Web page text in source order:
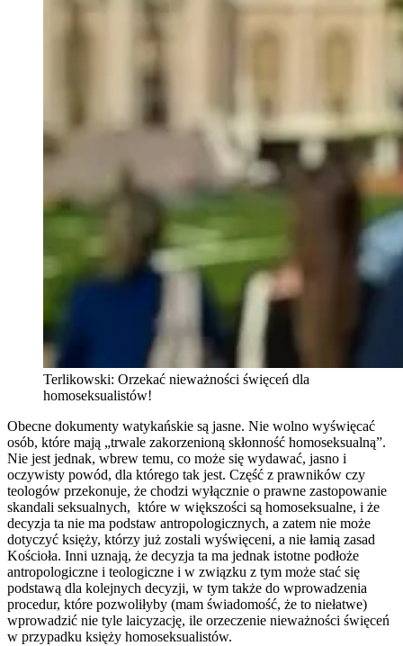
Terlikowski: Orzekać nieważności święceń dla
homoseksualistów!
Obecne dokumenty watykańskie są jasne. Nie wolno wyświęcać
osób, które mają „trwale zakorzenioną skłonność homoseksualną”.
Nie jest jednak, wbrew temu, co może się wydawać, jasno i
oczywisty powód, dla którego tak jest. Część z prawników czy
teologów przekonuje, że chodzi wyłącznie o prawne zastopowanie
skandali seksualnych, które w większości są homoseksualne, i że
decyzja ta nie ma podstaw antropologicznych, a zatem nie może
dotyczyć księży, którzy już zostali wyświęceni, a nie łamią zasad
Kościoła. Inni uznają, że decyzja ta ma jednak istotne podłoże
antropologiczne i teologiczne i w związku z tym może stać się
podstawą dla kolejnych decyzji, w tym także do wprowadzenia
procedur, które pozwoliłyby (mam świadomość, że to niełatwe)
wprowadzić nie tyle laicyzację, ile orzeczenie nieważności święceń
w przypadku księży homoseksualistów.